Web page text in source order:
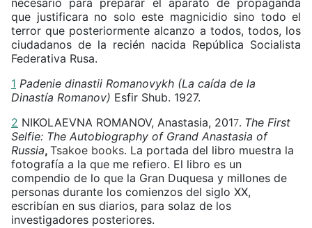
necesario para preparar el aparato de propaganda
que justificara no solo este magnicidio sino todo el
terror que posteriormente alcanzo a todos, todos, los
ciudadanos de la recién nacida República Socialista
Federativa Rusa.
1 Padenie dinastii Romanovykh (La caída de la
Dinastía Romanov) Esfir Shub. 1927.
2 NIKOLAEVNA ROMANOV, Anastasia, 2017. The First
Selfie: The Autobiography of Grand Anastasia of
Russia, Tsakoe books. La portada del libro muestra la
fotografía a la que me refiero. El libro es un
compendio de lo que la Gran Duquesa y millones de
personas durante los comienzos del siglo XX,
escribían en sus diarios, para solaz de los
investigadores posteriores.